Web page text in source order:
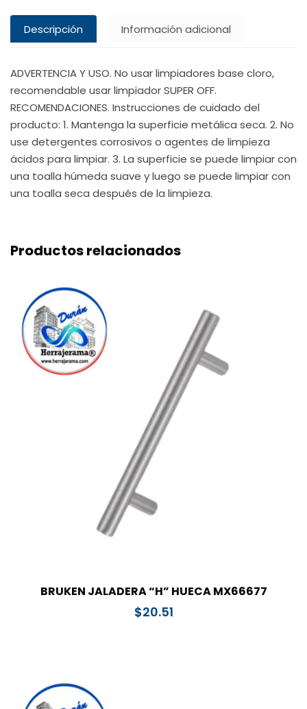
Descripción Información adicional
ADVERTENCIA Y USO. No usar limpiadores base cloro,
recomendable usar limpiador SUPER OFF.
RECOMENDACIONES. Instrucciones de cuidado del
producto: 1. Mantenga la superficie metálica seca. 2. No
use detergentes corrosivos o agentes de limpieza
ácidos para limpiar. 3. La superficie se puede limpiar con
una toalla húmeda suave y luego se puede limpiar con
una toalla seca después de la limpieza.
Productos relacionados
BRUKEN JALADERA “H” HUECA MX66677
$20.51